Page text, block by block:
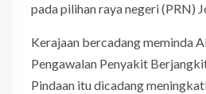
pada pilihan raya negeri (PRN)
Kerajaan bercadang meminda
Pengawalan Penyakit
Pindaan itu dicadang